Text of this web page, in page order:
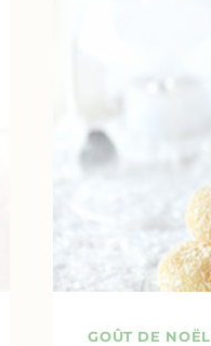
GOÛT DE NOËL